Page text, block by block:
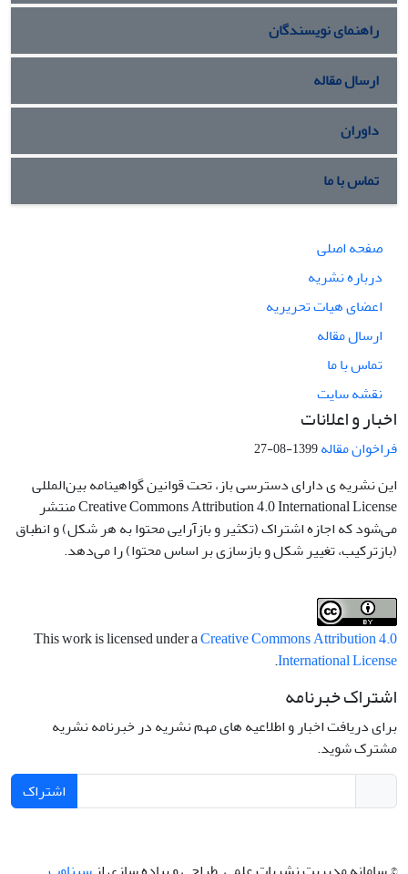
راهنمای نویسندگان
ارسال مقاله
داوران
تماس با ما
صفحه اصلی
درباره نشریه
اعضای هیات تحریریه
ارسال مقاله
تماس با ما
نقشه سایت
اخبار و اعلانات
فراخوان مقاله1399-08-27
این نشریه ی دارای دسترسی باز، تحت قوانین گواهینامه بین‌المللی
Creative Commons Attribution 4.0 International License منتشر
می‌شود که اجازه اشتراک (تکثیر و بازآرایی محتوا به هر شکل) و انطباق
(بازترکیب، تغییر شکل و بازسازی بر اساس محتوا) را می‌دهد.
This work is licensed under aCreative Commons Attribution 4.0
International License
.
اشتراک خبرنامه
برای دریافت اخبار و اطلاعیه های مهم نشریه در خبرنامه نشریه
مشترک شوید.
اشتراک